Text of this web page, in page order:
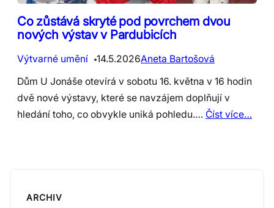
Co zůstává skryté pod povrchem dvou
nových výstav v Pardubicích
Výtvarné umění 14.5.2026Aneta Bartošová
Dům U Jonáše otevírá v sobotu 16. května v 16 hodin
dvě nové výstavy, které se navzájem doplňují v
hledání toho, co obvykle uniká pohledu.… Číst více…
ARCHIV